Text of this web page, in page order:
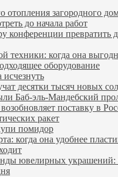
отопления загородного
до начала работ
конференции превратить
техники: когда она
оборудование
десятки тысяч новых
Баб-эль-Мандебский
поставку в
ракет
помидор
когда она удобнее
ювелирных украшений: